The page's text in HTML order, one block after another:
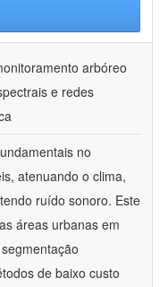
arbóreo
e redes
no
atenuando o clima,
ruído sonoro. Este
áreas urbanas em
de baixo custo